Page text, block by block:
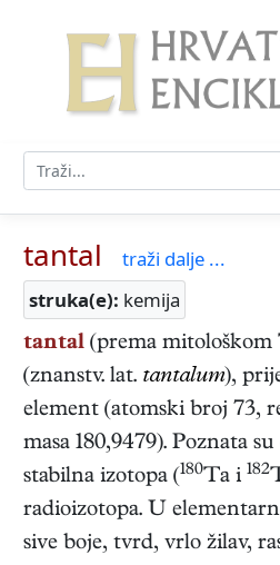
tantal
traži dalje ...
struka(e): kemija
tantal (prema
(znanstv. lat. tantalum),
element (atomski broj 73,
masa 180,9479). Poznata
stabilna izotopa (180Ta i 182
radioizotopa. U
sive boje, tvrd, vrlo žilav,